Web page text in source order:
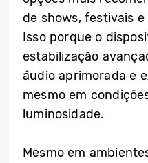
de shows, festivais
Isso porque o
estabilização
áudio aprimorada e
mesmo em
luminosidade.
Mesmo em